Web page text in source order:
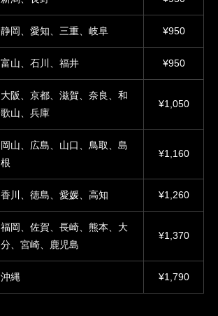
静岡、愛知、三重、岐阜 ¥950
富山、石川、福井 ¥950
大阪、京都、滋賀、奈良、和
歌山、兵庫
¥1,050
岡山、広島、山口、鳥取、島
根
¥1,160
香川、徳島、愛媛、高知 ¥1,260
福岡、佐賀、長崎、熊本、大
分、宮崎、鹿児島
¥1,370
沖縄 ¥1,790